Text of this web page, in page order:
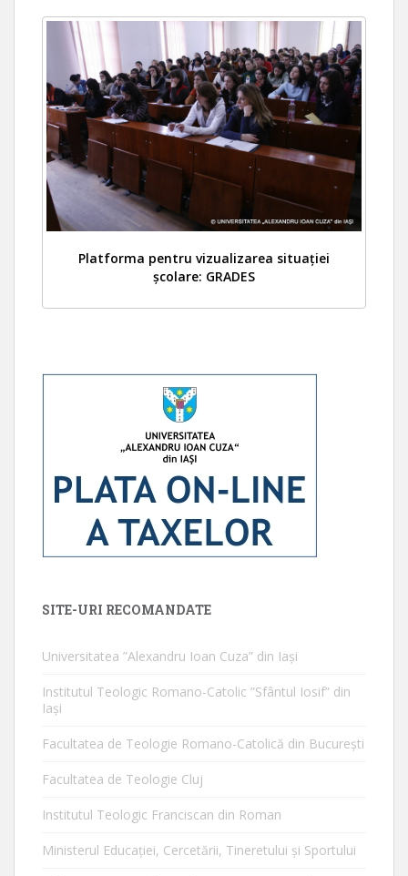
Platforma pentru vizualizarea situației
școlare: GRADES
SITE-URI RECOMANDATE
Universitatea ”Alexandru Ioan Cuza” din Iaşi
Institutul Teologic Romano-Catolic ”Sfântul Iosif” din
Iaşi
Facultatea de Teologie Romano-Catolică din Bucureşti
Facultatea de Teologie Cluj
Institutul Teologic Franciscan din Roman
Ministerul Educaţiei, Cercetării, Tineretului şi Sportului